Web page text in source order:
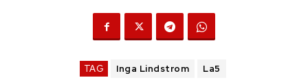
TAG Inga Lindstrom La5